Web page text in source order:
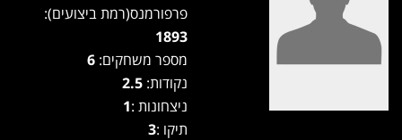
פרפורמנס(רמת ביצועים):
1893
מספר משחקים:
נקודות: 2.5
ניצחונות :1
תיקו :3